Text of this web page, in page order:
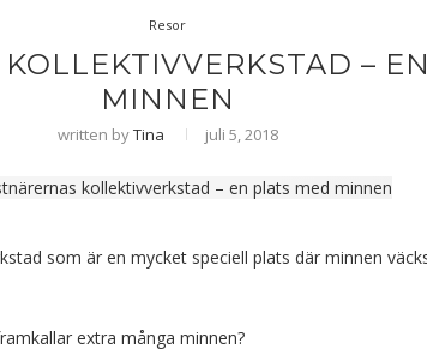
Resor
–
MINNEN
written byTina juli 5, 2018
som är en mycket speciell plats där minnen
extra många minnen?